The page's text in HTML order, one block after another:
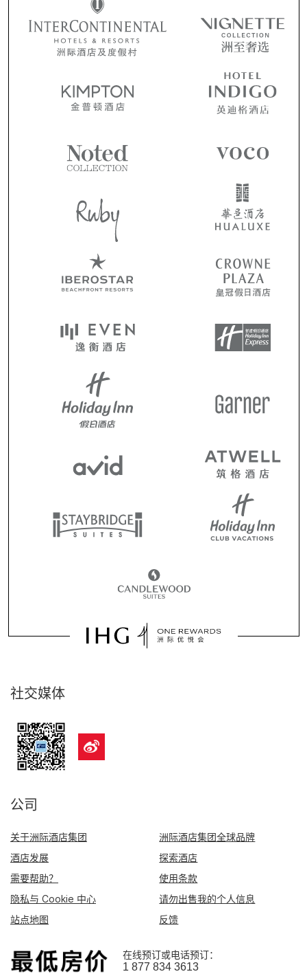
社交媒体
公司
关于洲际酒店集团
洲际酒店集团全球品牌
酒店发展
探索酒店
需要帮助？
使用条款
隐私与 Cookie 中心
请勿出售我的个人信息
站点地图
反馈
在线预订或电话预订：
1 877 834 3613